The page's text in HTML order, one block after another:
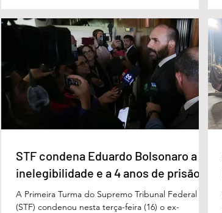
proferida pelo juiz Hermes Pereira Vidigal, da Vara
Criminal da Comarca de Edéia. O jornalista
contesta a decisão e diz que sofre perseguição.
Apesar da condenação, a pena será cumprida em
regime inicialmente aberto e
STF condena Eduardo Bolsonaro a
inelegibilidade e a 4 anos de prisão
A Primeira Turma do Supremo Tribunal Federal
(STF) condenou nesta terça-feira (16) o ex-